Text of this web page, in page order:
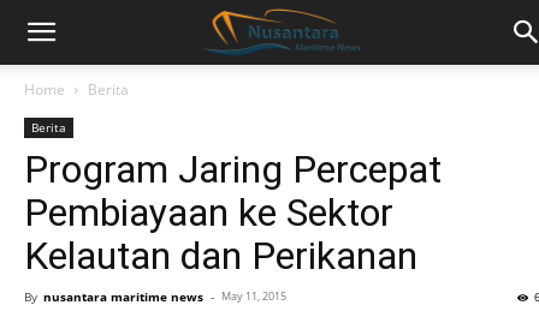
Home Berita
Berita
Program Jaring Percepat
Pembiayaan ke Sektor
Kelautan dan Perikanan
By nusantara maritime news - May 11, 2015